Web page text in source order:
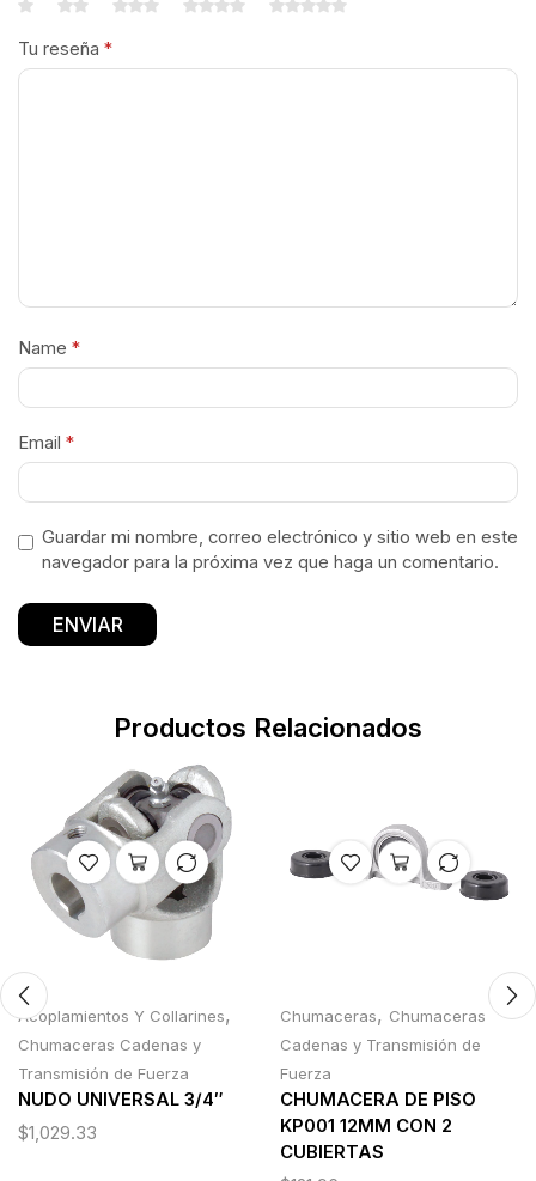
Tu reseña *
Name *
Email *
Guardar mi nombre, correo electrónico y sitio web en este
navegador para la próxima vez que haga un comentario.
Productos Relacionados
Acoplamientos Y Collarines,
Chumaceras Cadenas y
Transmisión de Fuerza
NUDO UNIVERSAL 3/4″
$1,029.33
Chumaceras, Chumaceras
Cadenas y Transmisión de
Fuerza
CHUMACERA DE PISO
KP001 12MM CON 2
CUBIERTAS